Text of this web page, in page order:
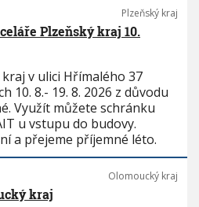
Plzeňský kraj
Plzeňský kraj 10.
v ulici Hřímalého 37
10. 8.- 19. 8. 2026 z důvodu
Využít můžete schránku
u vstupu do budovy.
a přejeme příjemné léto.
Olomoucký kraj
kraj